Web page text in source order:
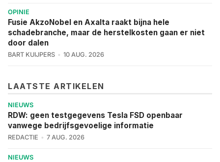
OPINIE
Fusie AkzoNobel en Axalta raakt bijna hele
schadebranche, maar de herstelkosten gaan er niet
door dalen
BART KUIJPERS 10 AUG. 2026
LAATSTE ARTIKELEN
NIEUWS
RDW: geen testgegevens Tesla FSD openbaar
vanwege bedrijfsgevoelige informatie
REDACTIE 7 AUG. 2026
NIEUWS